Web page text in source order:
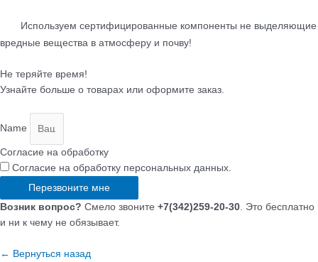
Используем сертифицированные компоненты не выделяющие
вредные вещества в атмосферу и почву!
Не теряйте время!
Узнайте больше о товарах или оформите заказ.
Name
Согласие на обработку
Согласие на обработку персональных данных.
Перезвоните мне
Возник вопрос? Смело звоните +7(342)259-20-30 . Это бесплатно
и ни к чему не обязывает.
← Вернуться назад